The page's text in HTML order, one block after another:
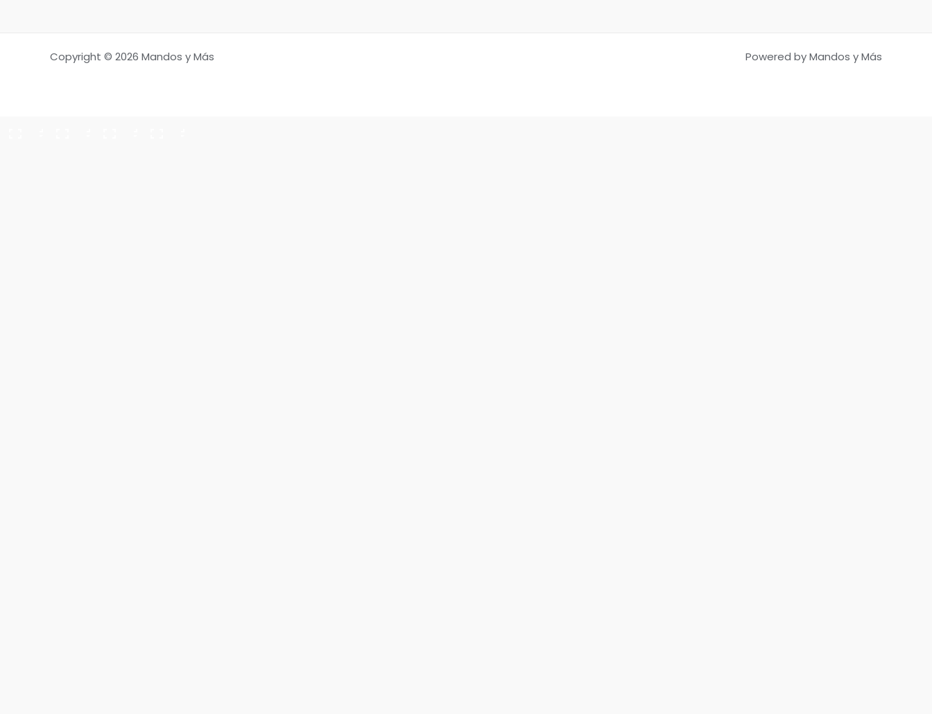
Copyright © 2026 Mandos y Más Powered by Mandos y Más